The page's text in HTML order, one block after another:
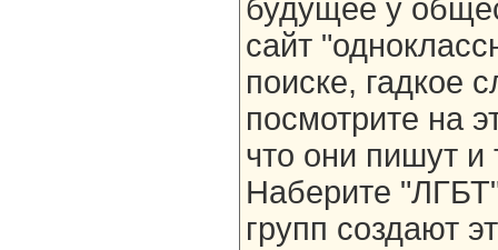
будущее у
сайт
поиске, гадкое
посмотрите на
что они пишут и
Наберите
групп создают